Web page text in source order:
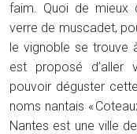
faim. Quoi de mieux
verre de muscadet,
le vignoble se trouve
est proposé d’aller
pouvoir déguster
noms nantais «
Nantes est une ville